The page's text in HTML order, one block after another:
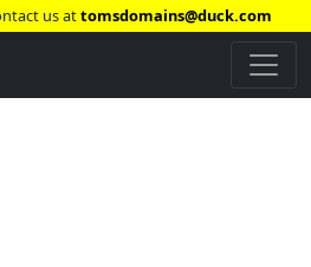
us attomsdomains@duck.com